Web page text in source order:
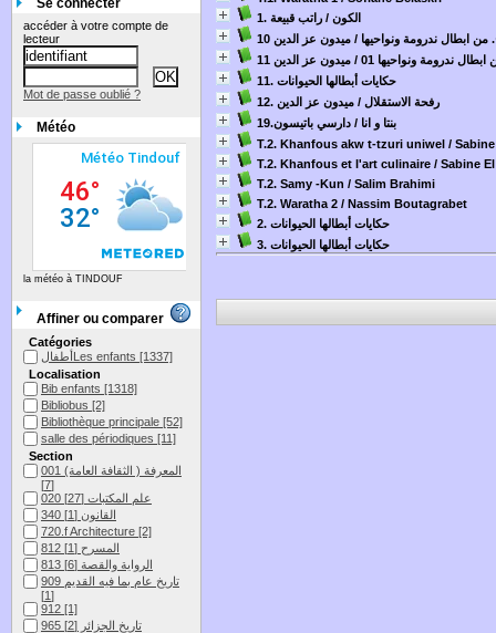
1. الكون / راتب قبيعة
ج. من ابطال ندرومة ونواحيها / ميدون عز الدين
ابطال ندرومة ونواحيها 01
/ ميدون عز الدين
11. حكايات أبطالها الحيوانات
12. رفحة الاستقلال / ميدون عز الدين
19.بنتا و انا / دارسي باتيسون
T.2. Khanfous akw t-tzuri uniwel /
T.2. Khanfous et l'art culinaire / Sabine
T.2. Samy -Kun / Salim Brahimi
T.2. Waratha 2 / Nassim Boutagrabet
2. حكايات أبطالها الحيوانات
3. حكايات أبطالها الحيوانات
Se connecter
accéder à votre compte de
lecteur
Mot de passe oublié ?
Météo
la météo à TINDOUF
Affiner ou comparer
Catégories
أطفالLes enfants [1337]
Localisation
Bib enfants [1318]
Bibliobus [2]
Bibliothèque principale [52]
salle des périodiques [11]
Section
001 المعرفة ( الثقافة العامة)
[7]
020 علم المكتبات [27]
340 القانون [1]
720.f Architecture [2]
812 المسرح [1]
813 الرواية والقصة [6]
909 تاريخ عام بما فيه القديم
[1]
912 [1]
965 تاريخ الجزائر [2]